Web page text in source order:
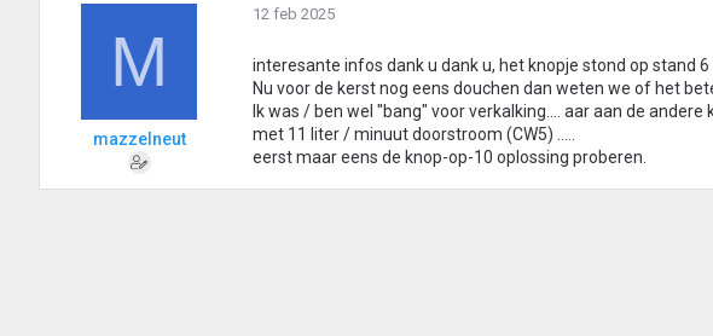
r
r
i
n
g
e
n
M
mazzelneut
12 feb 2025
interesante infos dank u dank u, het knopje stond op stand 6
Nu voor de kerst nog eens douchen dan weten we of het
Ik was / ben wel "bang" voor verkalking.... aar aan de
met 11 liter / minuut doorstroom (CW5) .....
eerst maar eens de knop-op-10 oplossing proberen.